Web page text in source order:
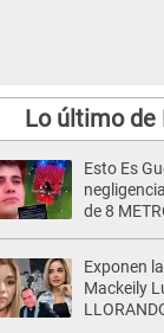
Lo último de
Esto Es
de 8
Exponen
Mackeily